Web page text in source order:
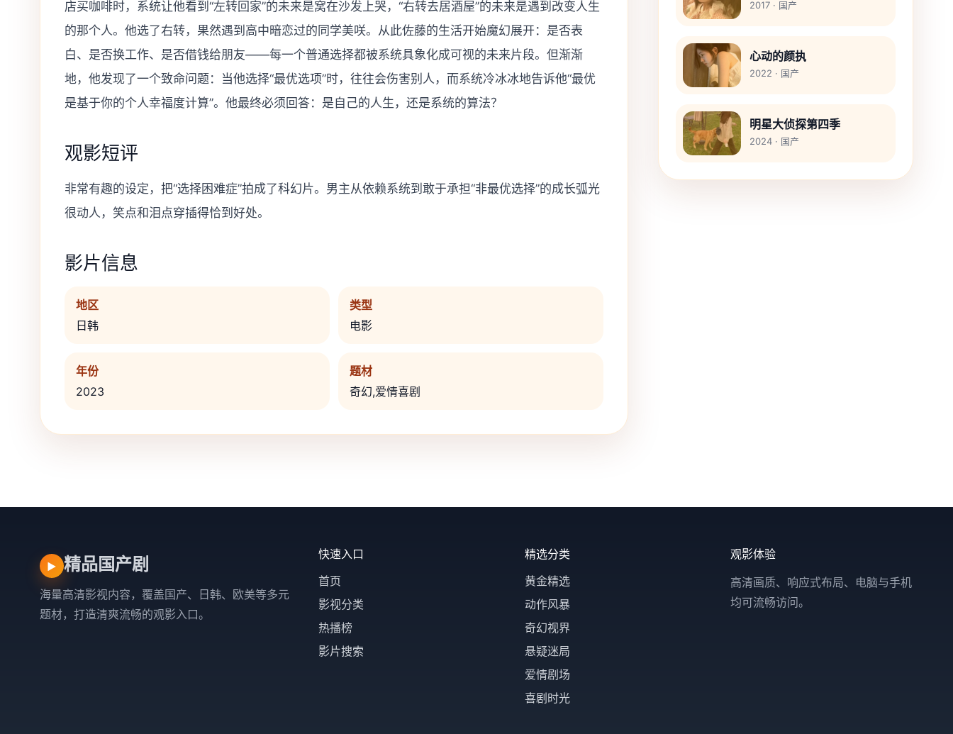
店买咖啡时，系统让他看到“左转回家”的未来是窝在沙发上哭，“右转去居酒屋”的未来是遇到改变人生
的那个人。他选了右转，果然遇到高中暗恋过的同学美咲。从此佐藤的生活开始魔幻展开：是否表
白、是否换工作、是否借钱给朋友——每一个普通选择都被系统具象化成可视的未来片段。但渐渐
地，他发现了一个致命问题：当他选择“最优选项”时，往往会伤害别人，而系统冷冰冰地告诉他“最优
是基于你的个人幸福度计算”。他最终必须回答：是自己的人生，还是系统的算法？
观影短评
非常有趣的设定，把“选择困难症”拍成了科幻片。男主从依赖系统到敢于承担“非最优选择”的成长弧光
很动人，笑点和泪点穿插得恰到好处。
影片信息
地区
日韩
类型
电影
年份
2023
题材
奇幻,爱情喜剧
2017 · 国产
心动的颜执
2022 · 国产
明星大侦探第四季
2024 · 国产
▶ 精品国产剧
海量高清影视内容，覆盖国产、日韩、欧美等多元
题材，打造清爽流畅的观影入口。
快速入口
首页
影视分类
热播榜
影片搜索
精选分类
黄金精选
动作风暴
奇幻视界
悬疑迷局
爱情剧场
喜剧时光
观影体验
高清画质、响应式布局、电脑与手机
均可流畅访问。